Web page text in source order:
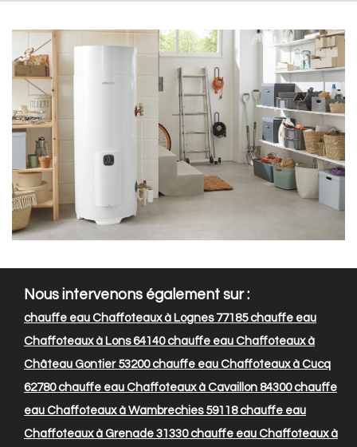
Nous intervenons également sur :
chauffe eau Chaffoteaux à Lognes 77185chauffe eau
Chaffoteaux à Lons 64140chauffe eau Chaffoteaux à
Château Gontier 53200chauffe eau Chaffoteaux à Cucq
62780chauffe eau Chaffoteaux à Cavaillon 84300chauffe
eau Chaffoteaux à Wambrechies 59118chauffe eau
Chaffoteaux à Grenade 31330chauffe eau Chaffoteaux à